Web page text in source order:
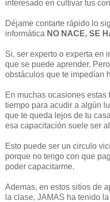
interesado en cultivar tus
Déjame contarte rápido lo
informática NO NACE, SE
Si, ser experto o experta en
que se puede aprender.
obstáculos que te impedían
En muchas ocasiones estas
tiempo para acudir a algún
que te queda lejos de tu
esa capacitación suele ser
Esto puede ser un circulo
porque no tengo con que
poder capacitarme.
Ademas, en estos sitios de
la clase, JAMAS ha tenido